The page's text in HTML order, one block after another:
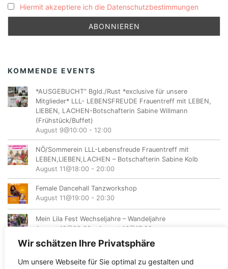
Wir schätzen Ihre Privatsphäre
Um unsere Webseite für Sie optimal zu gestalten und
Hiermit akzeptiere ich die Datenschutzbestimmungen
KOMMENDE EVENTS
*AUSGEBUCHT“ Bgld./Rust *exclusive für unsere
Mitglieder* LLL- LEBENSFREUDE Frauentreff mit LEBEN,
LIEBEN, LACHEN-Botschafterin Sabine Willmann
(Frühstück/Buffet)
August 9@10:00 - 12:00
NÖ/Sommerein LLL-Lebensfreude Frauentreff mit
LEBEN,LIEBEN,LACHEN – Botschafterin Sabine Kolb
August 11@18:00 - 20:00
Female Dancehall Tanzworkshop
August 11@19:00 - 20:30
Mein Lila Fest Wechseljahre – Wandeljahre
August 12@08:00
August 16@17:00